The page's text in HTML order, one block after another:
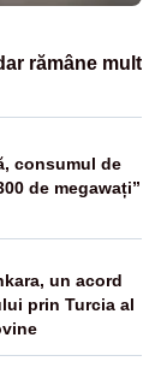
rămâne mult
consumul de
de megawați”
un acord
prin Turcia al